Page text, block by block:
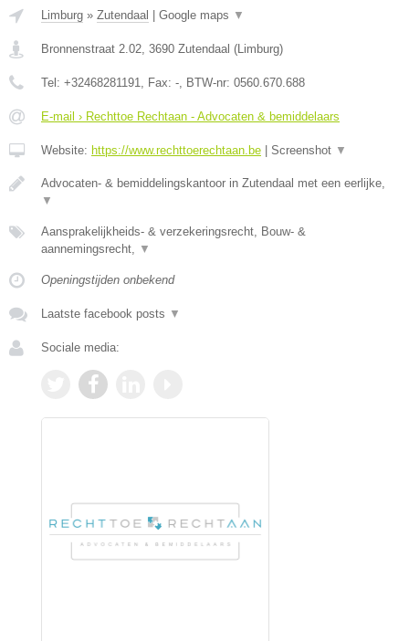
Limburg » Zutendaal | Google maps ▼
Bronnenstraat 2.02 3690 Zutendaal (Limburg)
Tel: +32468281191 , Fax: - , BTW-nr: 0560.670.688
E-mail › Rechttoe Rechtaan - Advocaten & bemiddelaars
Website: https://www.rechttoerechtaan.be | Screenshot ▼
Advocaten- & bemiddelingskantoor in Zutendaal met een eerlijke,
▼
Aansprakelijkheids- & verzekeringsrecht, Bouw- &
aannemingsrecht,
▼
Openingstijden onbekend
Laatste facebook posts ▼
Sociale media: